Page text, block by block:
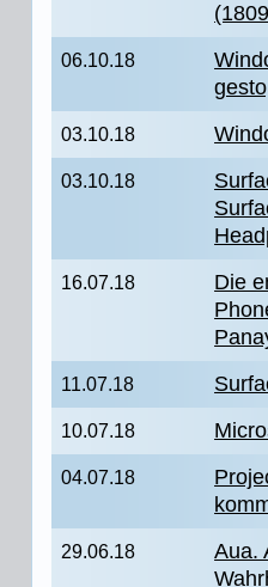
06.10.18
03.10.18
03.10.18
16.07.18
Die
11.07.18
10.07.18
04.07.18
29.06.18
Aua.